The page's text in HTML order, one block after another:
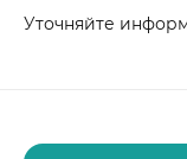
Уточняйте